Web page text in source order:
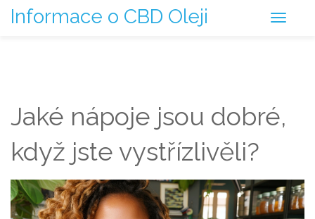
Informace o CBD Oleji
Jaké nápoje jsou dobré,
když jste vystřízlivěli?